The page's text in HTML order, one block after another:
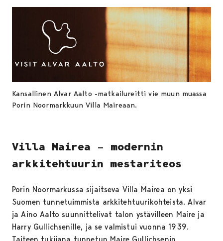
Kansallinen Alvar Aalto -matkailureitti vie muun muassa
Porin Noormarkkuun Villa Maireaan.
Villa Mairea – modernin
arkkitehtuurin mestariteos
Porin Noormarkussa sijaitseva Villa Mairea on yksi
Suomen tunnetuimmista arkkitehtuurikohteista. Alvar
ja Aino Aalto suunnittelivat talon ystävilleen Maire ja
Harry Gullichsenille, ja se valmistui vuonna 1939.